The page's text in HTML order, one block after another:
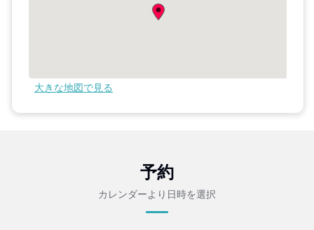
大きな地図で見る
予約
カレンダーより日時を選択